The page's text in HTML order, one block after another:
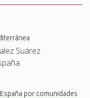
Suárez ·
por comunidades